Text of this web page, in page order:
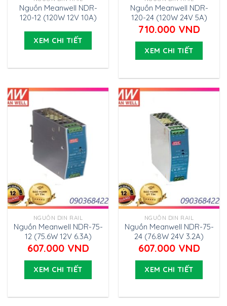
Nguồn Meanwell NDR-
120-12 (120W 12V 10A)
XEM CHI TIẾT
Nguồn Meanwell NDR-
120-24 (120W 24V 5A)
710.000 VND
XEM CHI TIẾT
NGUỒN DIN RAIL
Nguồn Meanwell NDR-75-
12 (75.6W 12V 6.3A)
607.000 VND
XEM CHI TIẾT
NGUỒN DIN RAIL
Nguồn Meanwell NDR-75-
24 (76.8W 24V 3.2A)
607.000 VND
XEM CHI TIẾT